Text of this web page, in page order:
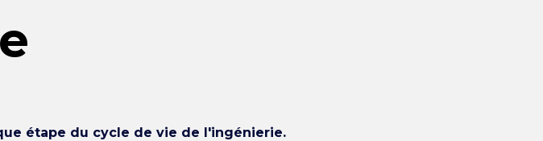
étape du cycle de vie de l'ingénierie.